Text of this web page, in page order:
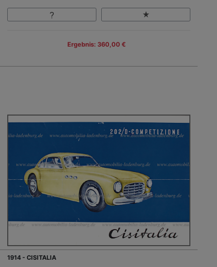
Ergebnis: 360,00 €
1914 - CISITALIA